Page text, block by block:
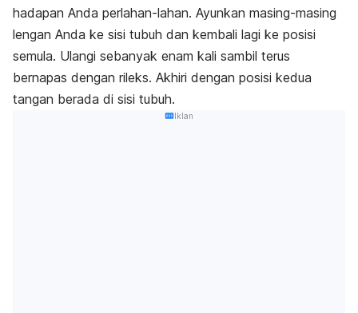
hadapan Anda perlahan-lahan. Ayunkan masing-masing
lengan Anda ke sisi tubuh dan kembali lagi ke posisi
semula. Ulangi sebanyak enam kali sambil terus
bernapas dengan rileks. Akhiri dengan posisi kedua
tangan berada di sisi tubuh.
Iklan